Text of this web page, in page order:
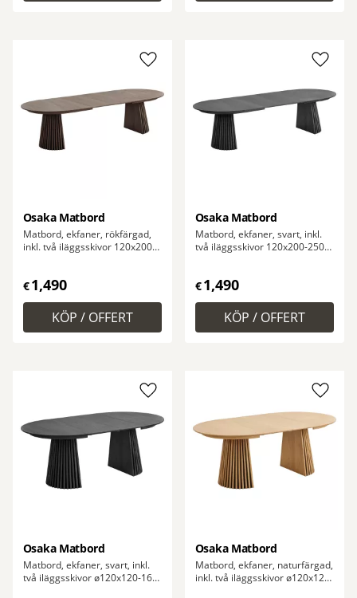
Osaka Matbord
Matbord, ekfaner, rökfärgad,
inkl. två iläggsskivor 120x200-
€1,490
Lägg till i favoriter
Osaka Matbord
Matbord, ekfaner, svart, inkl.
två iläggsskivor 120x200-250-
€1,490
Lägg
Osaka Matbord
Matbord, ekfaner, svart, inkl.
två iläggsskivor ø120x120-160-
Lägg till i favoriter
Osaka Matbord
Matbord, ekfaner, naturfärgad,
inkl. två iläggsskivor ø120x120-
Lägg